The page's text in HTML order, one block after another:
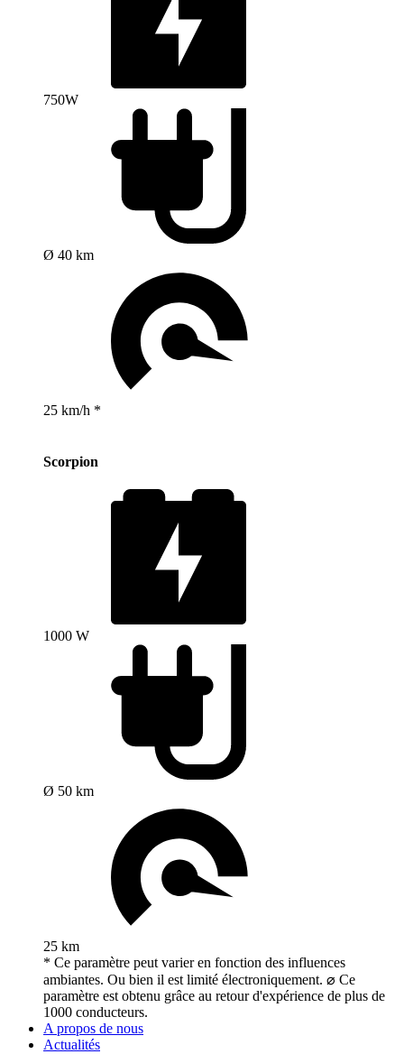
750W
Ø 40 km
25 km/h *
Scorpion
1000 W
Ø 50 km
25 km
* Ce paramètre peut varier en fonction des influences
ambiantes. Ou bien il est limité électroniquement. ⌀ Ce
paramètre est obtenu grâce au retour d'expérience de plus de
1000 conducteurs.
A propos de nous
Actualités